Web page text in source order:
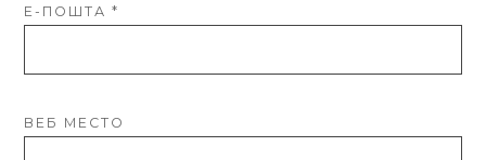
Е-ПОШТА*
ВЕБ МЕСТО